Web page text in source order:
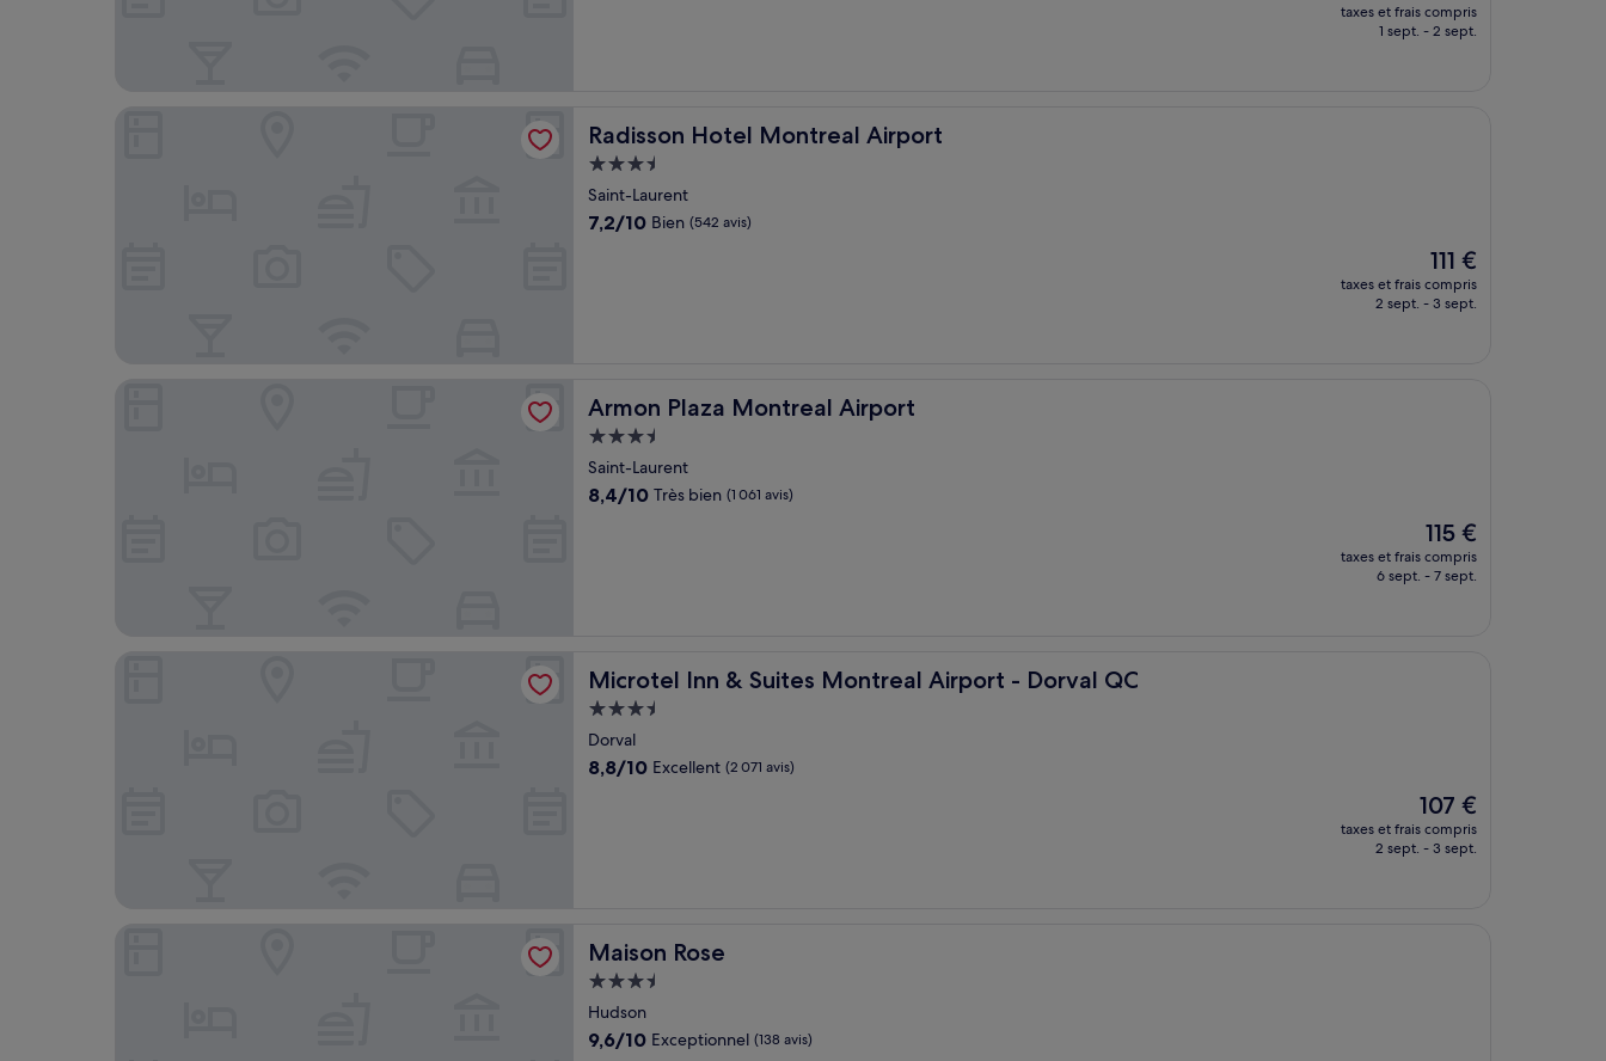
nouveau
prix
taxes et frais compris
1 sept. - 2 sept.
Radisson Hotel Montreal Airport
Radisson Hotel Montreal Airport
Hébergement
3.5 étoiles
Saint-Laurent
7.2
7,2/10 Bien (542 avis)
Le
nouveau
prix
111 €
taxes et frais compris
2 sept. - 3 sept.
Armon Plaza Montreal Airport
Armon Plaza Montreal Airport
Hébergement
3.5 étoiles
Saint-Laurent
8.4
8,4/10 Très bien (1 061 avis)
Le
nouveau
prix
115 €
taxes et frais compris
6 sept. - 7 sept.
Microtel Inn & Suites Montreal Airport - Dorval QC
Microtel Inn & Suites Montreal Airport - Dorval QC
Hébergement
3.5 étoiles
Dorval
8.8
8,8/10 Excellent (2 071 avis)
Le
nouveau
prix
107 €
taxes et frais compris
2 sept. - 3 sept.
Microtel Inn & Suites Montreal Airport - Dorval QC
Maison Rose
Maison Rose
Hébergement
3.5 étoiles
Hudson
9.6
9,6/10 Exceptionnel (138 avis)